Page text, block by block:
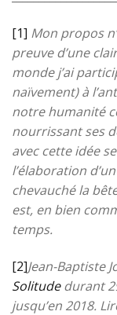
[1] Mon propos
preuve d’une
monde j’ai
naïvement) à
notre humanité
nourrissant ses
avec cette idée
l’élaboration
chevauché la
est, en bien
temps.
[2]Jean-Baptiste
Solitudedurant
jusqu’en 2018.